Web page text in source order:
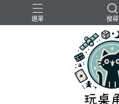
選單 搜尋